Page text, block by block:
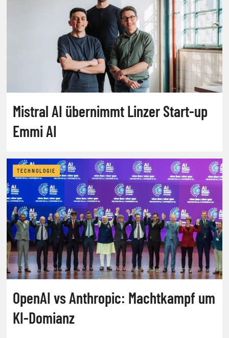
Mistral AI übernimmt Linzer Start-up
Emmi AI
TECHNOLOGIE
OpenAI vs Anthropic: Machtkampf um
KI-Domianz